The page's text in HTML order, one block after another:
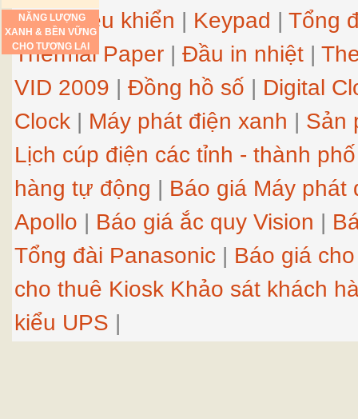
NĂNG LƯỢNG
XANH & BỀN VỮNG
CHO TƯƠNG LAI
phím điều khiển | Keypad | Tổng
Thermal Paper | Đầu in nhiệt |
VID 2009 | Đồng hồ số | Digital
Clock | Máy phát điện xanh | Sản
Lịch cúp điện các tỉnh - thành phố
hàng tự động | Báo giá Máy phát
Apollo | Báo giá ắc quy Vision |
Tổng đài Panasonic | Báo giá
cho thuê Kiosk Khảo sát khách
kiểu UPS |